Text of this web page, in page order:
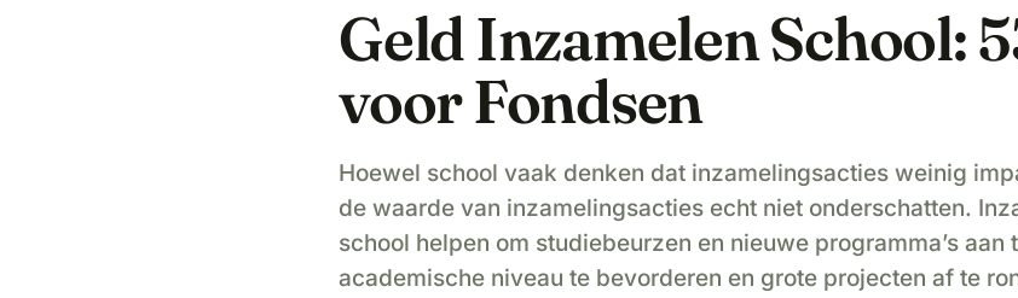
Geld Inzamelen School:
voor Fondsen
Hoewel school vaak denken dat inzamelingsacties weinig
de waarde van inzamelingsacties echt niet onderschatten.
school helpen om studiebeurzen en nieuwe programma’s aan
academische niveau te bevorderen en grote projecten af te